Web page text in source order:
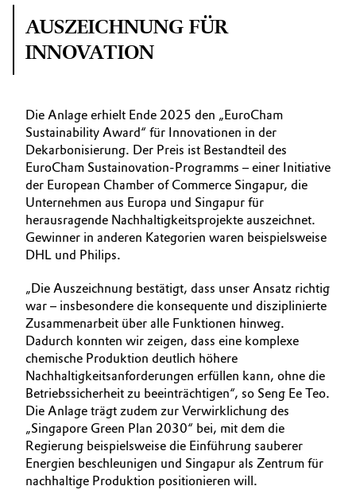
AUSZEICHNUNG FÜR
INNOVATION
Die Anlage erhielt Ende 2025 den „EuroCham
Sustainability Award“ für Innovationen in der
Dekarbonisierung. Der Preis ist Bestandteil des
EuroCham Sustainovation-Programms – einer Initiative
der European Chamber of Commerce Singapur, die
Unternehmen aus Europa und Singapur für
herausragende Nachhaltigkeitsprojekte auszeichnet.
Gewinner in anderen Kategorien waren beispielsweise
DHL und Philips.
„Die Auszeichnung bestätigt, dass unser Ansatz richtig
war – insbesondere die konsequente und disziplinierte
Zusammenarbeit über alle Funktionen hinweg.
Dadurch konnten wir zeigen, dass eine komplexe
chemische Produktion deutlich höhere
Nachhaltigkeitsanforderungen erfüllen kann, ohne die
Betriebssicherheit zu beeinträchtigen“, so Seng Ee Teo.
Die Anlage trägt zudem zur Verwirklichung des
„Singapore Green Plan 2030“ bei, mit dem die
Regierung beispielsweise die Einführung sauberer
Energien beschleunigen und Singapur als Zentrum für
nachhaltige Produktion positionieren will.